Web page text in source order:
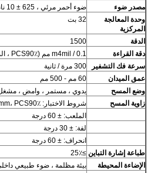
مصدر ضوء
ضوء أحمر مرئي ، 625 ± 10 نانومتر
وحدة المعالجة
المركزية
32 بت
الدقة
1500
دقة القراءة
m4mil / 0.1 مم (PCS90٪ ، الرمز 39)
سرعة فك التشفير
300 مرة / ثانية
عمق الميدان
60 مم - 500 مم
وضع المسح
يدوي ، مستمر ، وامض ، مشغل
زاوية المسح
شروط الاختبار: CODE39،10mil / 0.25mm، PCS90٪
الملعب: ± 60 درجة
لفة: ± 30 درجة
انحراف: ± 60 درجة
طباعة إشارة التباين ≥25٪
الإضاءة المحيطة
بيئة مظلمة ، ضوء طبيعي